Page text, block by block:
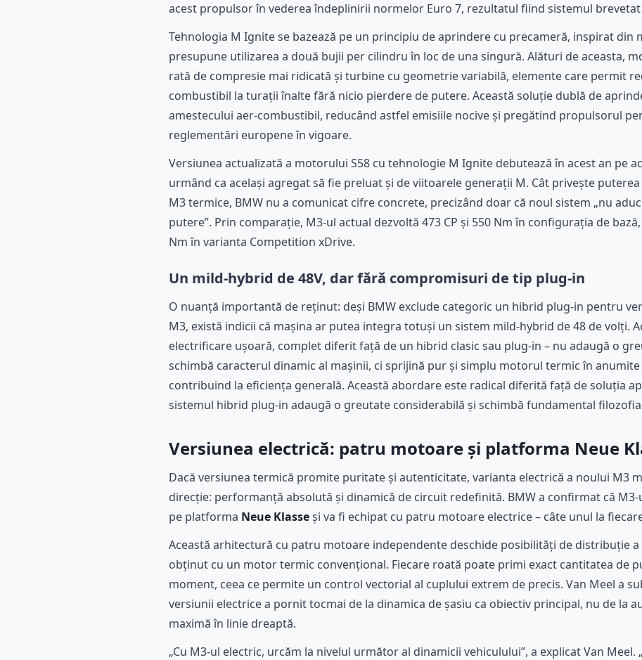
acest propulsor în vederea îndeplinirii normelor Euro 7, rezultatul fiind sistemul
Tehnologia M Ignite se bazează pe un principiu de aprindere cu precameră, inspirat din
presupune utilizarea a două bujii per cilindru în loc de una singură. Alături de aceasta,
rată de compresie mai ridicată și turbine cu geometrie variabilă, elemente care permit
combustibil la turații înalte fără nicio pierdere de putere. Această soluție dublă de
amestecului aer-combustibil, reducând astfel emisiile nocive și pregătind propulsorul
reglementări europene în vigoare.
Versiunea actualizată a motorului S58 cu tehnologie M Ignite debutează în acest an pe
urmând ca același agregat să fie preluat și de viitoarele generații M. Cât privește
M3 termice, BMW nu a comunicat cifre concrete, precizând doar că noul sistem „nu
putere”. Prin comparație, M3-ul actual dezvoltă 473 CP și 550 Nm în configurația de
Nm în varianta Competition xDrive.
Un mild-hybrid de 48V, dar fără compromisuri de tip plug-in
O nuanță importantă de reținut: deși BMW exclude categoric un hibrid plug-in pentru
M3, există indicii că mașina ar putea integra totuși un sistem mild-hybrid de 48 de volți.
electrificare ușoară, complet diferit față de un hibrid clasic sau plug-in – nu adaugă o
schimbă caracterul dinamic al mașinii, ci sprijină pur și simplu motorul termic în
contribuind la eficiența generală. Această abordare este radical diferită față de soluția
sistemul hibrid plug-in adaugă o greutate considerabilă și schimbă fundamental
Versiunea electrică: patru motoare și platforma Neue
Dacă versiunea termică promite puritate și autenticitate, varianta electrică a noului M3
direcție: performanță absolută și dinamică de circuit redefinită. BMW a confirmat că
pe platforma Neue Klasseși va fi echipat cu patru motoare electrice – câte unul la
Această arhitectură cu patru motoare independente deschide posibilități de distribuție
obținut cu un motor termic convențional. Fiecare roată poate primi exact cantitatea de
moment, ceea ce permite un control vectorial al cuplului extrem de precis. Van Meel a
versiunii electrice a pornit tocmai de la dinamica de șasiu ca obiectiv principal, nu de la
maximă în linie dreaptă.
„Cu M3-ul electric, urcăm la nivelul următor al dinamicii vehiculului”, a explicat Van Meel.